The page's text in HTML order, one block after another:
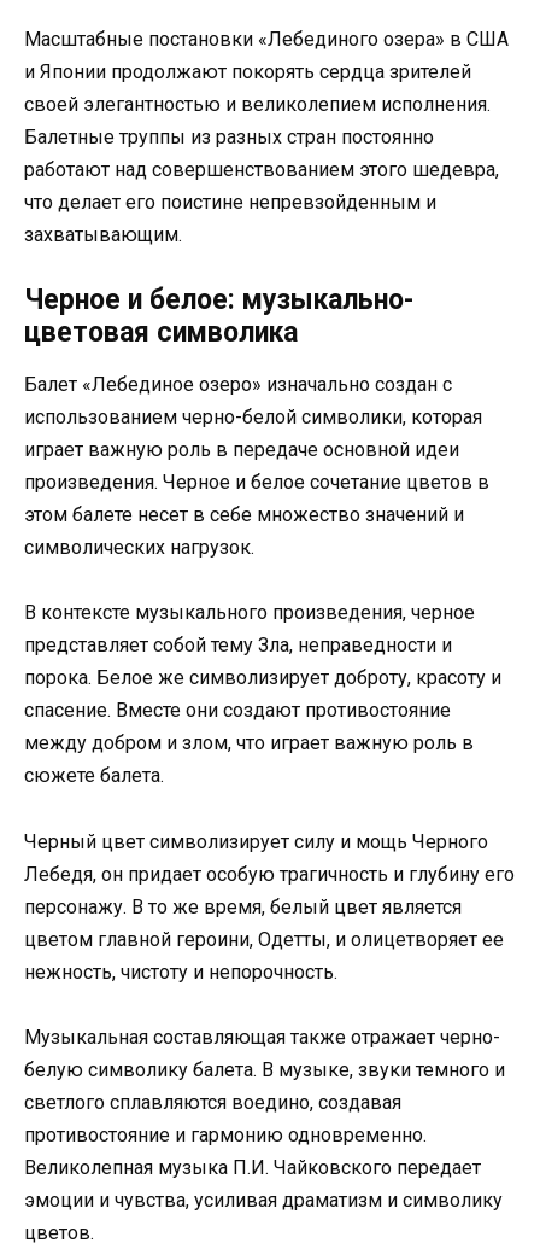
Масштабные постановки «Лебединого озера» в США
и Японии продолжают покорять сердца зрителей
своей элегантностью и великолепием исполнения.
Балетные труппы из разных стран постоянно
работают над совершенствованием этого шедевра,
что делает его поистине непревзойденным и
захватывающим.
Черное и белое: музыкально-
цветовая символика
Балет «Лебединое озеро» изначально создан с
использованием черно-белой символики, которая
играет важную роль в передаче основной идеи
произведения. Черное и белое сочетание цветов в
этом балете несет в себе множество значений и
символических нагрузок.
В контексте музыкального произведения, черное
представляет собой тему Зла, неправедности и
порока. Белое же символизирует доброту, красоту и
спасение. Вместе они создают противостояние
между добром и злом, что играет важную роль в
сюжете балета.
Черный цвет символизирует силу и мощь Черного
Лебедя, он придает особую трагичность и глубину его
персонажу. В то же время, белый цвет является
цветом главной героини, Одетты, и олицетворяет ее
нежность, чистоту и непорочность.
Музыкальная составляющая также отражает черно-
белую символику балета. В музыке, звуки темного и
светлого сплавляются воедино, создавая
противостояние и гармонию одновременно.
Великолепная музыка П.И. Чайковского передает
эмоции и чувства, усиливая драматизм и символику
цветов.